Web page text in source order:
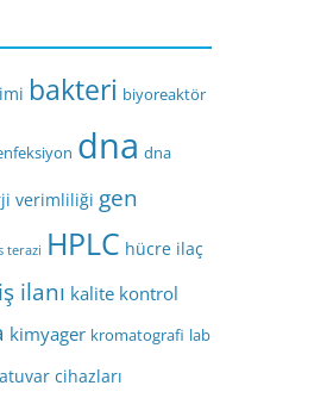
bakteri biyoreaktör
dna dna
verimliliği gen
terazi HPLC hücre ilaç
iş ilanı kalite kontrol
kimyager kromatografi lab
cihazları